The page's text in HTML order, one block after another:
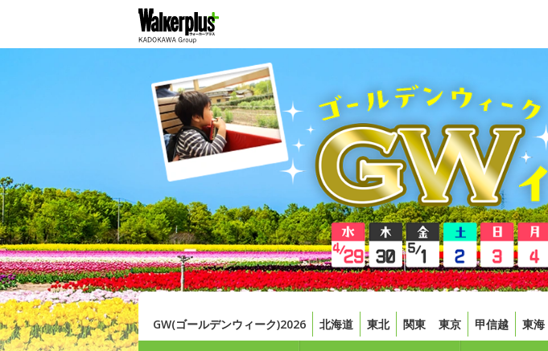
GW(ゴールデンウィーク)2026 北海道 東北 関東 東京 甲信越 東海